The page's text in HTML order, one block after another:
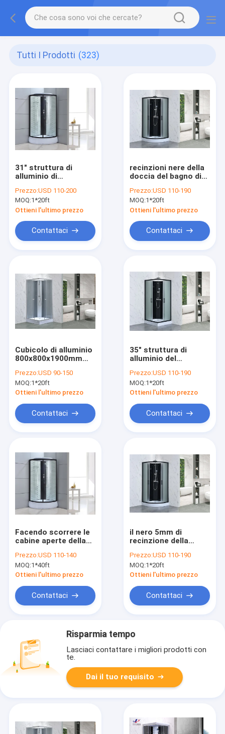
Tutti I Prodotti (323)
31" struttura di
alluminio di
doccia del quadrato
di X31 ' X85» 5mm
Prezzo:USD 110-200
MOQ:1*20ft
Ottieni l'ultimo prezzo
Contattaci
recinzioni nere della
doccia del bagno di
6mm
Prezzo:USD 110-190
MOQ:1*20ft
Ottieni l'ultimo prezzo
Contattaci
Cubicolo di alluminio
800x800x1900mm
bagno della struttura
Prezzo:USD 90-150
MOQ:1*20ft
Ottieni l'ultimo prezzo
Contattaci
35" struttura di
alluminio del
del bagno di X35 '
X75»
Prezzo:USD 110-190
MOQ:1*20ft
Ottieni l'ultimo prezzo
Contattaci
Facendo scorrere le
cabine aperte della
stile 1000 X1000
X2150 millimetro
Prezzo:USD 110-140
MOQ:1*40ft
Ottieni l'ultimo prezzo
Contattaci
il nero 5mm di
recinzione della
di 900x900x2150mm
Prezzo:USD 110-190
MOQ:1*20ft
Ottieni l'ultimo prezzo
Contattaci
Risparmia tempo
Lasciaci contattare i migliori prodotti con
te.
Dai il tuo requisito